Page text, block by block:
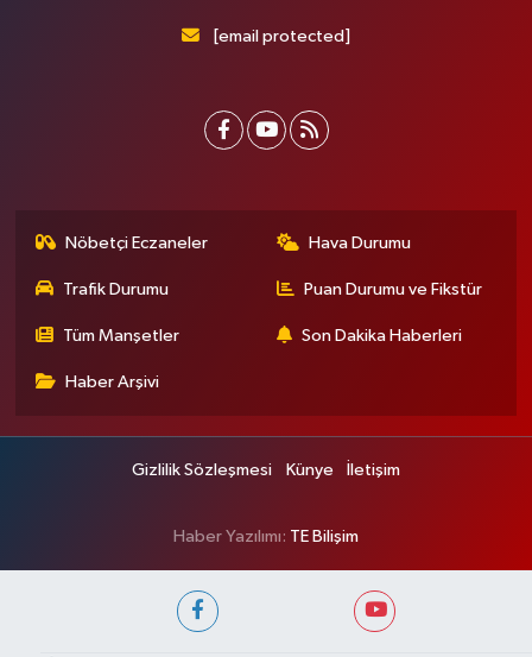
[email protected]
Nöbetçi Eczaneler Hava Durumu
Trafik Durumu Puan Durumu ve Fikstür
Tüm Manşetler Son Dakika Haberleri
Haber Arşivi
Gizlilik Sözleşmesi Künye İletişim
Haber Yazılımı: TE Bilişim